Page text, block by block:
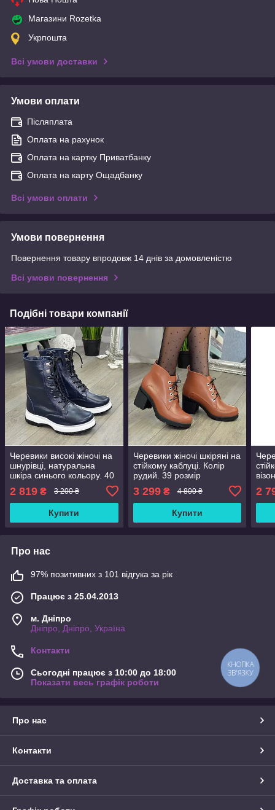
Магазини Rozetka
Укрпошта
Всі умови доставки
Умови оплати
Післяплата
Оплата на рахунок
Оплата на картку Приватбанку
Оплата на карту Ощадбанку
Всі умови оплати
Умови повернення
Повернення товару впродовж 14 днів за домовленістю
Всі умови повернення
Подібні товари компанії
Черевики високі жіночі на
шнурівці, натуральна
шкіра синього кольору. 40
2 819 ₴ 3 200 ₴
Купити
Черевики жіночі шкіряні на
стійкому каблуці. Колір
рудий. 39 розмір
3 299₴ 4 800 ₴
Купити
2
Про нас
97% позитивних з 101 відгука за рік
Працює з 25.04.2013
м. Дніпро
Дніпро, Дніпро, Україна
Контакти
Сьогодні працює з 10:00 до 18:00
Показати весь графік роботи
Про нас
Контакти
Доставка та оплата
КНОПКА
ЗВ'ЯЗКУ